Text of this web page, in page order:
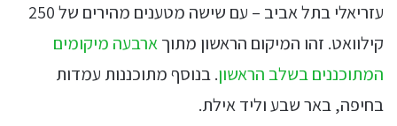
עזריאלי בתל אביב – עם שישה מטענים מהירים של 250
קילוואט. זהו המיקום הראשון מתוךארבעה מיקומים
המתוכננים בשלב הראשון. בנוסף מתוכננות עמדות
בחיפה, באר שבע וליד אילת.